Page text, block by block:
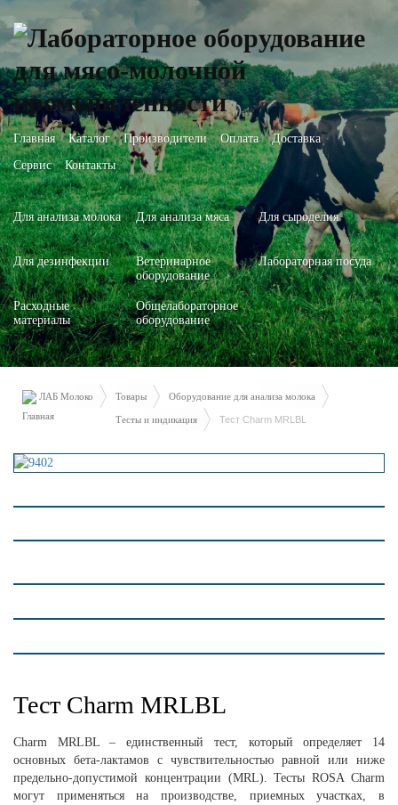
Главная Каталог Производители Оплата
Доставка
Сервис
Контакты
Для анализа молока Для анализа мяса Для сыроделия
Для дезинфекции
Ветеринарное
оборудование
Лабораторная посуда
Расходные
материалы
Общелабораторное
оборудование
ЛАБ Молоко Товары Оборудование для анализа молока
Тесты и индикация Тест Charm MRLBL
Тест Charm MRLBL
Charm MRLBL – единственный тест, который определяет 14
основных бета-лактамов с чувствительностью равной или ниже
предельно-допустимой концентрации (MRL). Тесты ROSA Charm
могут применяться на производстве, приемных участках, в